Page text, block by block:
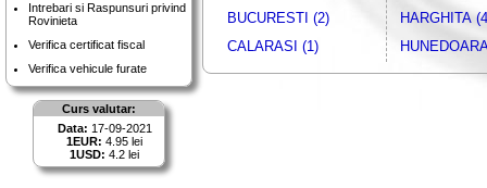
Intrebari si Raspunsuri privind
Rovinieta
Verifica certificat fiscal
Verifica vehicule furate
Curs valutar:
Data: 17-09-2021
1EUR: 4.95 lei
1USD: 4.2 lei
BUCURESTI (2)
CALARASI (1)
HARGHITA